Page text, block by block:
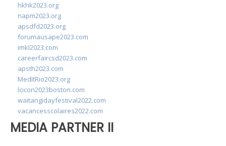
hkhk2023.org
napm2023.org
apsdfd2023.org
forumausape2023.com
imkl2023.com
careerfaircsd2023.com
apsth2023.com
MedItRio2023.org
lcicon2023boston.com
waitangidayfestival2022.com
vacancesscolaires2022.com
MEDIA PARTNER II